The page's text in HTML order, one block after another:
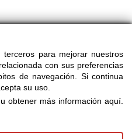
para mejorar nuestros
con sus preferencias
de navegación. Si continua
su uso.
obtener más información aquí.